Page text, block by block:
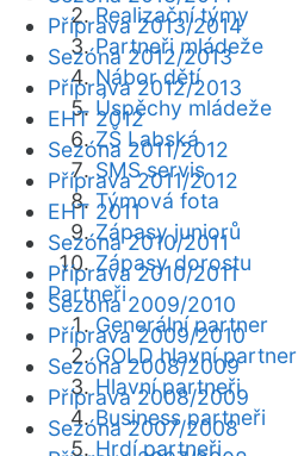
Realizační týmy
Partneři mládeže
Nábor dětí
Úspěchy mládeže
ZŠ Labská
SMS servis
Týmová fota
Zápasy juniorů
Zápasy dorostu
Partneři
Generální partner
GOLD hlavní partner
Hlavní partneři
Business partneři
Hrdí partneři
Příprava 2013/2014
Sezóna 2012/2013
Příprava 2012/2013
EHT 2012
Sezóna 2011/2012
Příprava 2011/2012
EHT 2011
Sezóna 2010/2011
Příprava 2010/2011
Sezóna 2009/2010
Příprava 2009/2010
Sezóna 2008/2009
Příprava 2008/2009
Sezóna 2007/2008